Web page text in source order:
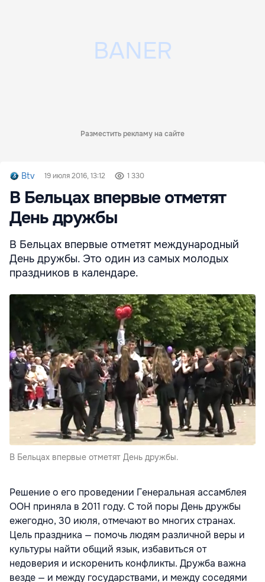
Разместить рекламу на сайте
Btv 19 июля 2016, 13:12 1 330
В Бельцах впервые отметят
День дружбы
В Бельцах впервые отметят международный
День дружбы. Это один из самых молодых
праздников в календаре.
В Бельцах впервые отметят День дружбы.
Решение о его проведении Генеральная ассамблея
ООН приняла в 2011 году. С той поры День дружбы
ежегодно, 30 июля, отмечают во многих странах.
Цель праздника — помочь людям различной веры и
культуры найти общий язык, избавиться от
недоверия и искоренить конфликты. Дружба важна
везде — и между государствами, и между соседями